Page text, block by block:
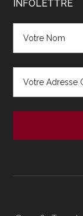
INFOLETTRE